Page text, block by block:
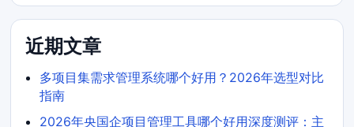
近期文章
多项目集需求管理系统哪个好用？2026年选型对比
指南
2026年央国企项目管理工具哪个好用深度测评：主